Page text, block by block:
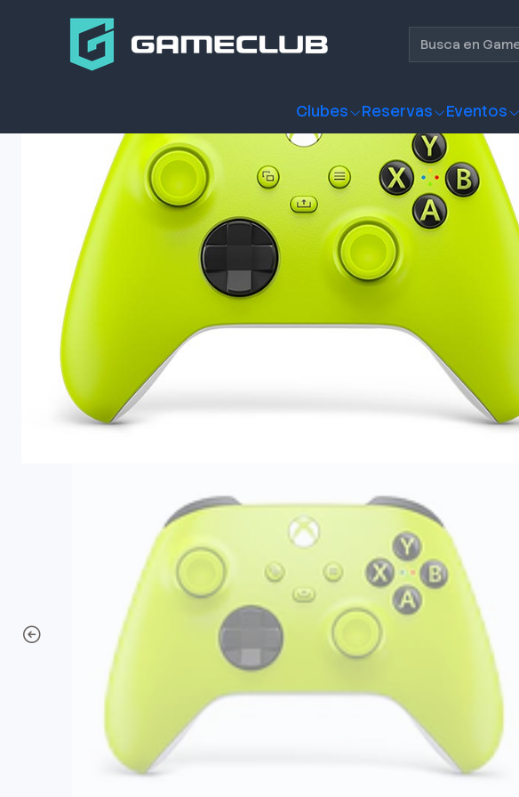
Clubes Reservas Eventos
Productos